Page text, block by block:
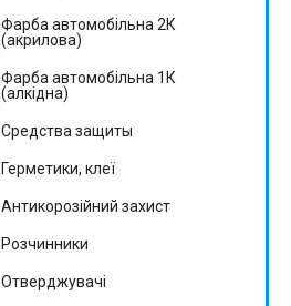
Фарба автомобільна 2К
(акрилова)
Фарба автомобільна 1К
(алкідна)
Средства защиты
Герметики, клеї
Антикорозійний захист
Розчинники
Отверджувачі